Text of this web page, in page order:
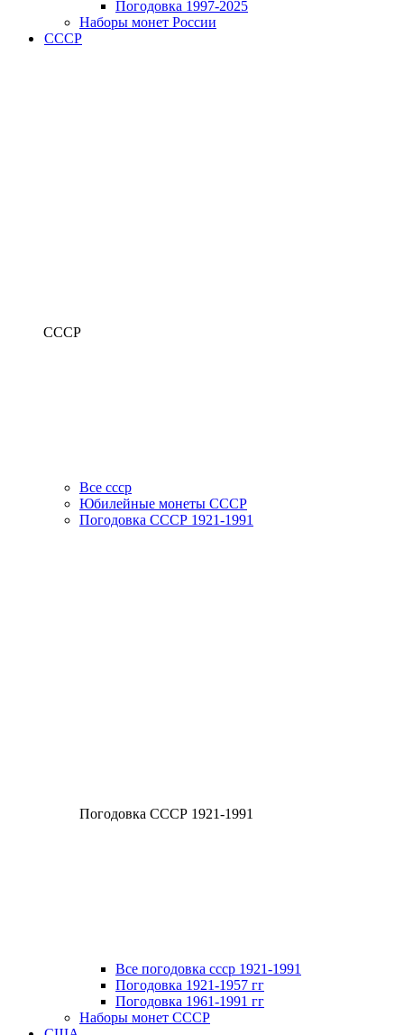
Погодовка 1997-2025
Наборы монет России
СССР
СССР
Все ссср
Юбилейные монеты СССР
Погодовка СССР 1921-1991
Погодовка СССР 1921-1991
Все погодовка ссср 1921-1991
Погодовка 1921-1957 гг
Погодовка 1961-1991 гг
Наборы монет СССР